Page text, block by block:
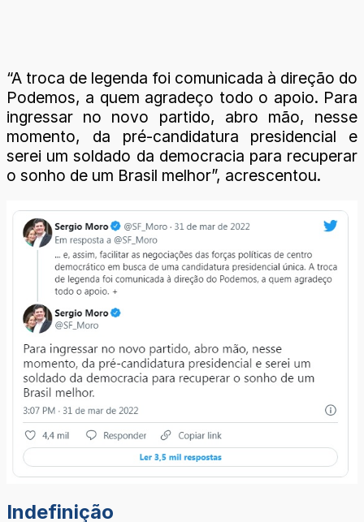
“A troca de legenda foi comunicada à direção do
Podemos, a quem agradeço todo o apoio. Para
ingressar no novo partido, abro mão, nesse
momento, da pré-candidatura presidencial e
serei um soldado da democracia para recuperar
o sonho de um Brasil melhor”, acrescentou.
Indefinição